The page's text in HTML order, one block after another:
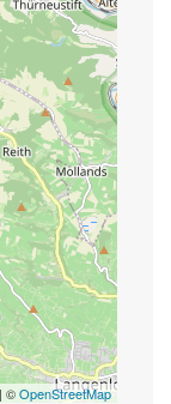
| ©OpenStreetMap